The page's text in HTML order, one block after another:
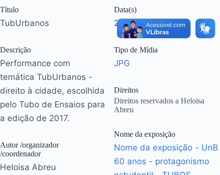
Título
TubUrbanos
Descrição
Performance com
temática TubUrbanos -
direito à cidade, escolhida
pelo Tubo de Ensaios para
a edição de 2017.
Autor /organizador
/coordenador
Heloisa Abreu
Data(s)
2017
Tipo de Mídia
JPG
Direitos
Direitos reservados a Heloisa
Abreu
Nome da exposição
Nome da exposição - UnB
60 anos - protagonismo